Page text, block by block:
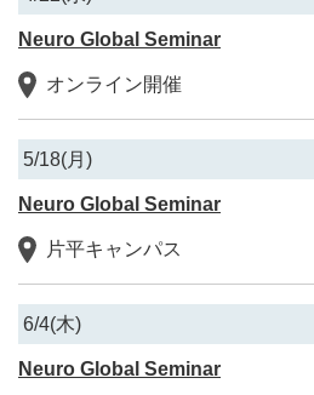
Neuro Global Seminar
オンライン開催
5/18(月)
Neuro Global Seminar
片平キャンパス
6/4(木)
Neuro Global Seminar